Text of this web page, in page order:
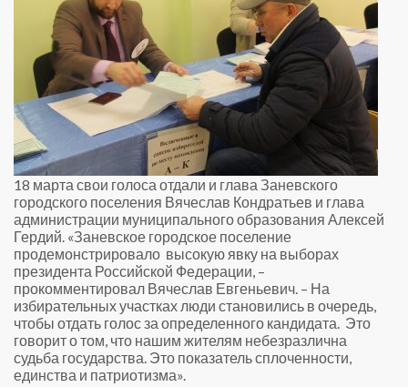
18 марта свои голоса отдали и глава Заневского
городского поселения Вячеслав Кондратьев и глава
администрации муниципального образования Алексей
Гердий. «Заневское городское поселение
продемонстрировало высокую явку на выборах
президента Российской Федерации, –
прокомментировал Вячеслав Евгеньевич. – На
избирательных участках люди становились в очередь,
чтобы отдать голос за определенного кандидата. Это
говорит о том, что нашим жителям небезразлична
судьба государства. Это показатель сплоченности,
единства и патриотизма».